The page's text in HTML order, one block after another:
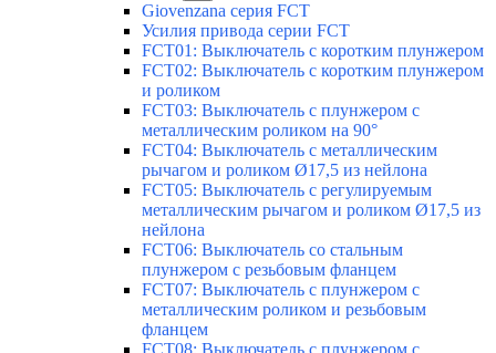
Giovenzana серия FCT
Усилия привода серии FCT
FCT01: Выключатель с коротким плунжером
FCT02: Выключатель с коротким плунжером
и роликом
FCT03: Выключатель с плунжером с
металлическим роликом на 90°
FCT04: Выключатель с металлическим
рычагом и роликом Ø17,5 из нейлона
FCT05: Выключатель с регулируемым
металлическим рычагом и роликом Ø17,5 из
нейлона
FCT06: Выключатель со стальным
плунжером с резьбовым фланцем
FCT07: Выключатель с плунжером с
металлическим роликом и резьбовым
фланцем